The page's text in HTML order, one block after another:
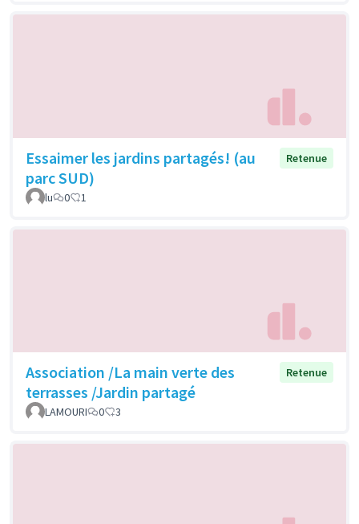
Essaimer les jardins partagés! (au
parc SUD)
Retenue
lu 0 1
Association /La main verte des
terrasses /Jardin partagé
Retenue
LAMOURI 0 3